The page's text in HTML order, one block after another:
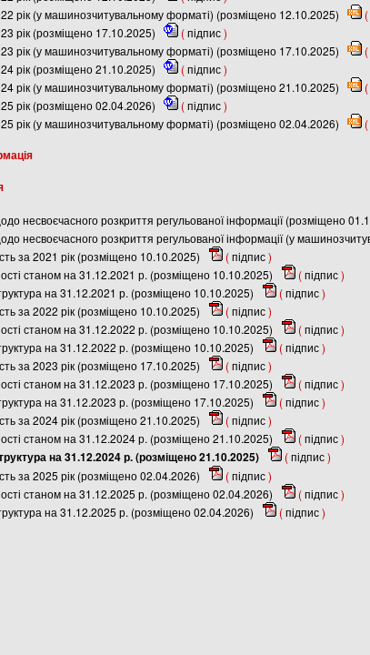
рік (у машинозчитувальному форматі) (розміщено 12.10.2025)
(
рік (розміщено 17.10.2025)
(підпис)
рік (у машинозчитувальному форматі) (розміщено 17.10.2025)
(
рік (розміщено 21.10.2025)
(підпис)
рік (у машинозчитувальному форматі) (розміщено 21.10.2025)
(
рік (розміщено 02.04.2026)
(підпис)
рік (у машинозчитувальному форматі) (розміщено 02.04.2026)
(
несвоєчасного розкриття регульованої інформації (розміщено
несвоєчасного розкриття регульованої інформації (у
за 2021 рік (розміщено 10.10.2025)
(підпис)
станом на 31.12.2021 р. (розміщено 10.10.2025)
(підпис)
на 31.12.2021 р. (розміщено 10.10.2025)
(підпис)
за 2022 рік (розміщено 10.10.2025)
(підпис)
станом на 31.12.2022 р. (розміщено 10.10.2025)
(підпис)
на 31.12.2022 р. (розміщено 10.10.2025)
(підпис)
за 2023 рік (розміщено 17.10.2025)
(підпис)
станом на 31.12.2023 р. (розміщено 17.10.2025)
(підпис)
на 31.12.2023 р. (розміщено 17.10.2025)
(підпис)
за 2024 рік (розміщено 21.10.2025)
(підпис)
станом на 31.12.2024 р. (розміщено 21.10.2025)
(підпис)
на 31.12.2024 р. (розміщено 21.10.2025) (підпис)
за 2025 рік (розміщено 02.04.2026)
(підпис)
станом на 31.12.2025 р. (розміщено 02.04.2026)
(підпис)
на 31.12.2025 р. (розміщено 02.04.2026)
(підпис)